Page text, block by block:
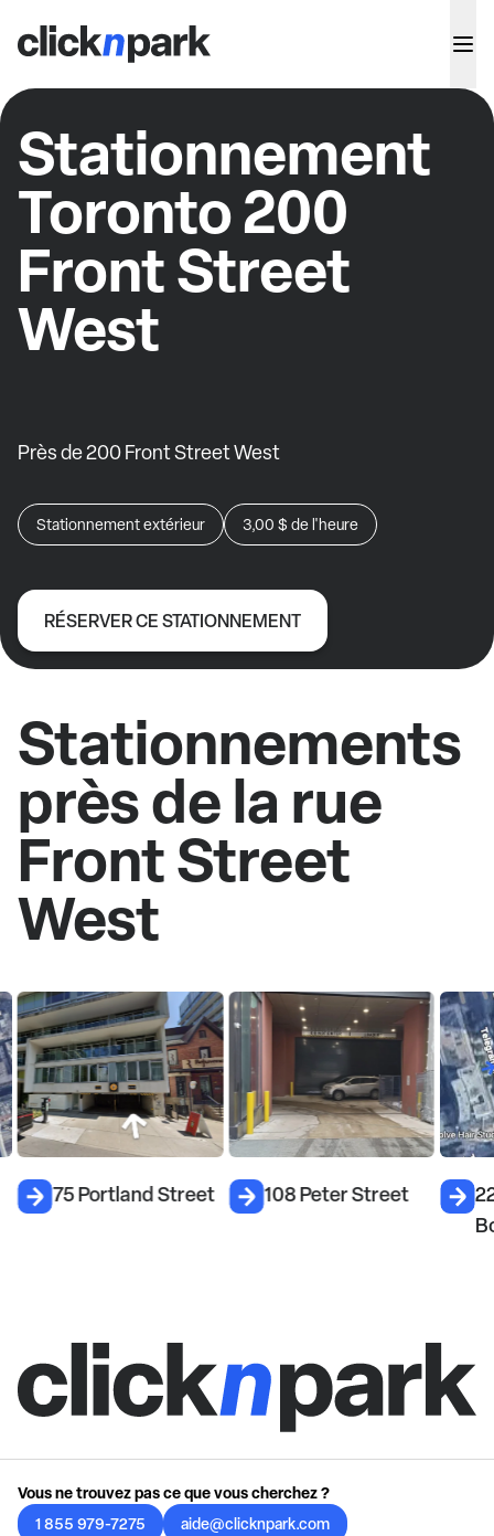
Stationnement
Toronto 200
Front Street
West
Près de 200 Front Street West
Stationnement extérieur 3,00 $ de l'heure
RÉSERVER CE STATIONNEMENT
Stationnements
près de la rue
Front Street
West
75 Portland Street 108 Peter Street
Vous ne trouvez pas ce que vous cherchez ?
1 855 979-7275
aide@clicknpark.com